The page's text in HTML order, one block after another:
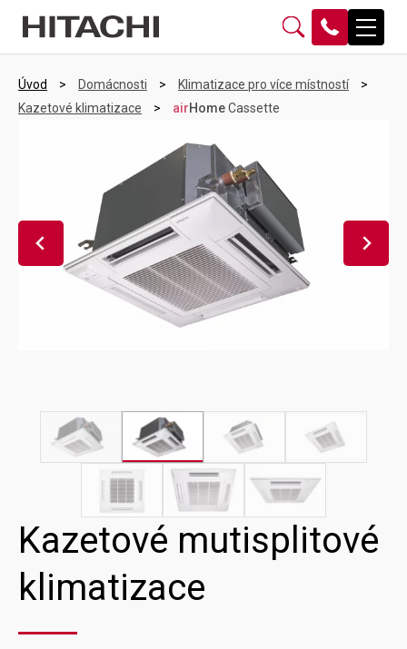
Úvod > Domácnosti > Klimatizace pro více místností
>
Kazetové klimatizace
> airHomeCassette
Kazetové mutisplitové
klimatizace